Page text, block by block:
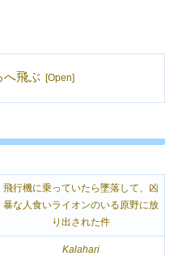
へ飛ぶ
飛行機に乗っていたら墜落して、凶
暴な人食いライオンのいる原野に放
り出された件
Kalahari